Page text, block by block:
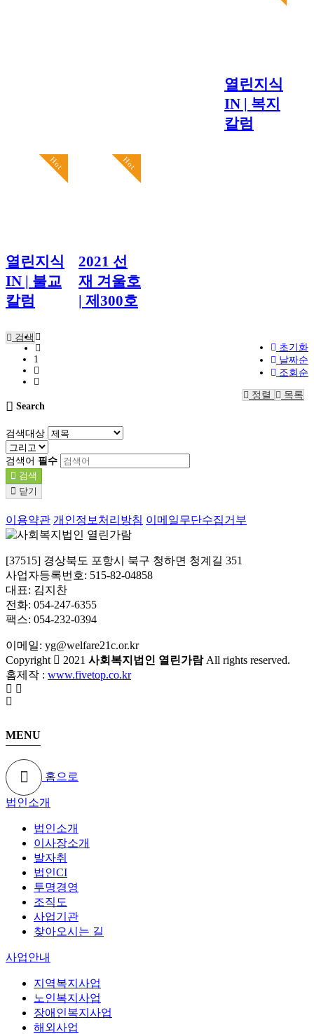
열린지식
IN | 복지
칼럼
Hot
열린지식
IN | 불교
칼럼
Hot
2021 선
재 겨울호
| 제300호
초기화
날짜순
조회순
정렬 목록
검색
1
Search
검색대상
검색어 필수
검색
닫기
이용약관 개인정보처리방침 이메일무단수집거부
[37515] 경상북도 포항시 북구 청하면 청계길 351
사업자등록번호: 515-82-04858
대표: 김지찬
전화: 054-247-6355
팩스: 054-232-0394
이메일: yg@welfare21c.or.kr
Copyright
2021 사회복지법인 열린가람All rights reserved.
홈제작 : www.fivetop.co.kr
MENU
홈으로
법인소개
법인소개
이사장소개
발자취
법인CI
투명경영
조직도
사업기관
찾아오시는 길
사업안내
지역복지사업
노인복지사업
장애인복지사업
해외사업